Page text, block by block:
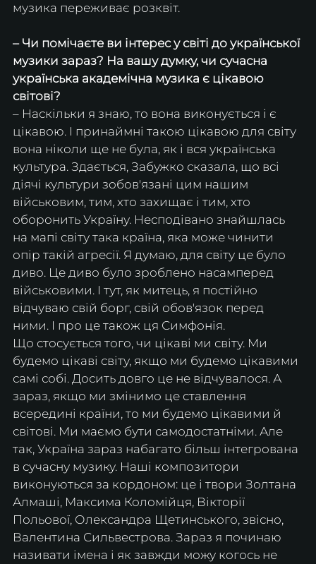
музика переживає розквіт.
– Чи помічаєте ви інтерес у світі до української
музики зараз? На вашу думку, чи сучасна
українська академічна музика є цікавою
світові?
– Наскільки я знаю, то вона виконується і є
цікавою. І принаймні такою цікавою для світу
вона ніколи ще не була, як і вся українська
культура. Здається, Забужко сказала, що всі
діячі культури зобов'язані цим нашим
військовим, тим, хто захищає і тим, хто
оборонить Україну. Несподівано знайшлась
на мапі світу така країна, яка може чинити
опір такій агресії. Я думаю, для світу це було
диво. Це диво було зроблено насамперед
військовими. І тут, як митець, я постійно
відчуваю свій борг, свій обов'язок перед
ними. І про це також ця Симфонія.
Що стосується того, чи цікаві ми світу. Ми
будемо цікаві світу, якщо ми будемо цікавими
самі собі. Досить довго це не відчувалося. А
зараз, якщо ми змінимо це ставлення
всередині країни, то ми будемо цікавими й
світові. Ми маємо бути самодостатніми. Але
так, Україна зараз набагато більш інтегрована
в сучасну музику. Наші композитори
виконуються за кордоном: це і твори Золтана
Алмаші, Максима Коломійця, Вікторії
Польової, Олександра Щетинського, звісно,
Валентина Сильвестрова. Зараз я починаю
називати імена і як завжди можу когось не